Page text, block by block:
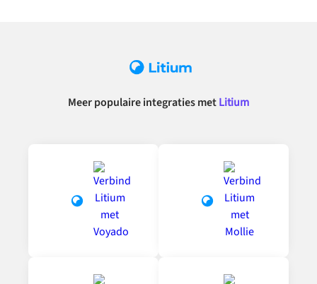
Meer populaire integraties metLitium